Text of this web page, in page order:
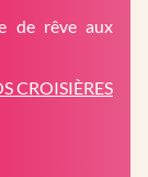
de rêve aux
CROISIÈRES